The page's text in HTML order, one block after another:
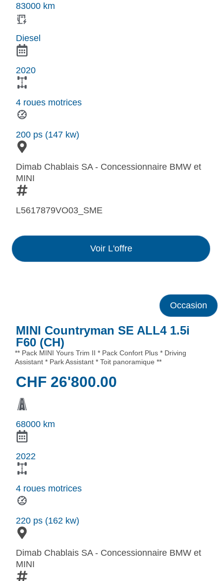
83000 km
Diesel
2020
4 roues motrices
200 ps (147 kw)
Dimab Chablais SA - Concessionnaire BMW et
MINI
L5617879VO03_SME
Voir L'offre
Occasion
MINI Countryman SE ALL4 1.5i
F60 (CH)
** Pack MINI Yours Trim II * Pack Confort Plus * Driving
Assistant * Park Assistant * Toit panoramique **
CHF 26'800.00
68000 km
2022
4 roues motrices
220 ps (162 kw)
Dimab Chablais SA - Concessionnaire BMW et
MINI